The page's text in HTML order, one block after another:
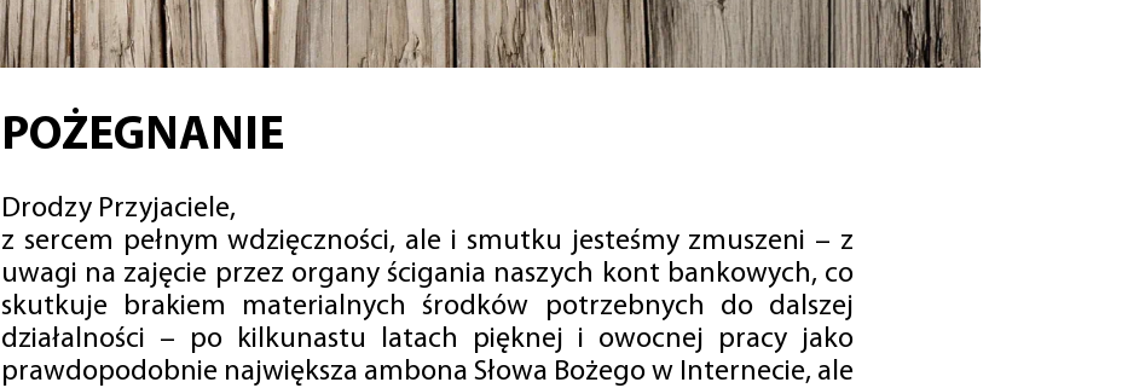
POŻEGNANIE
Drodzy Przyjaciele,
z sercem pełnym wdzięczności, ale i smutku jesteśmy zmuszeni – z
uwagi na zajęcie przez organy ścigania naszych kont bankowych, co
skutkuje brakiem materialnych środków potrzebnych do dalszej
działalności – po kilkunastu latach pięknej i owocnej pracy jako
prawdopodobnie największa ambona Słowa Bożego w Internecie, ale